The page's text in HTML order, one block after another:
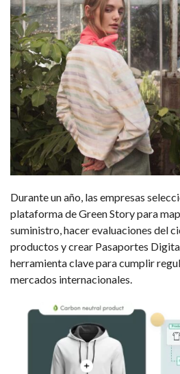
Durante un año, las empresas
plataforma de Green Story para
suministro, hacer evaluaciones del
productos y crear Pasaportes
herramienta clave para cumplir
mercados internacionales.